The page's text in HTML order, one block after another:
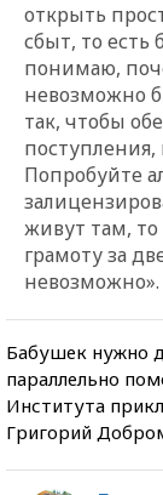
открыть
сбыт, то есть
понимаю,
невозможно
так, чтобы
поступления,
Попробуйте
живут там, то
грамоту за
невозможно».
Бабушек нужно
параллельно
Института
Григорий